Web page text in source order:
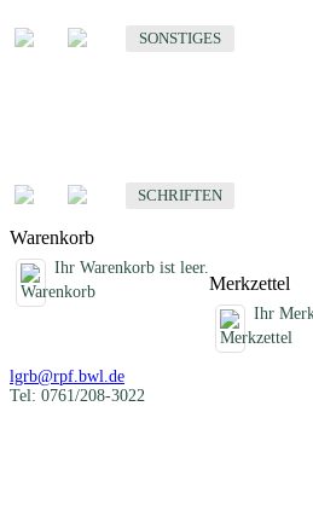
SONSTIGES
SCHRIFTEN
Warenkorb
Ihr Warenkorb ist leer.
Merkzettel
Ihr
lgrb@rpf.bwl.de
Tel: 0761/208-3022